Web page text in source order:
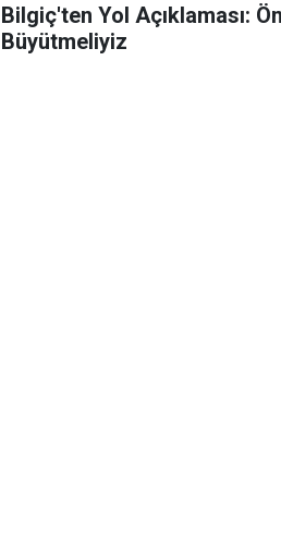
Bilgiç'ten Yol Açıklaması:
Büyütmeliyiz